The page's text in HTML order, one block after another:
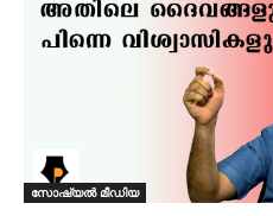
സോഷ്യൽ മീഡിയ